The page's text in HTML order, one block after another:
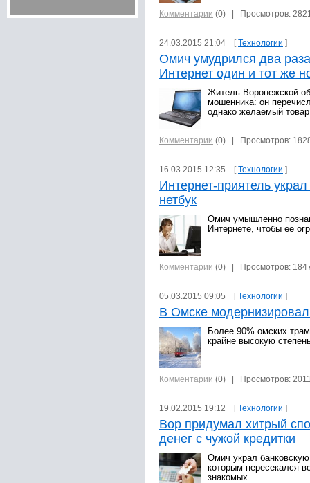
Комментарии (0) | Просмотров:
24.03.2015 21:04 [Технологии ]
Омич умудрился два
Интернет один и тот же
Житель Воронежской
мошенника: он
однако желаемый
Комментарии (0) | Просмотров:
16.03.2015 12:35 [Технологии ]
Интернет-приятель
нетбук
Омич умышленно
Интернете, чтобы ее
Комментарии (0) | Просмотров:
05.03.2015 09:05 [Технологии ]
В Омске
Более 90% омских
крайне высокую
Комментарии (0) | Просмотров:
19.02.2015 19:12 [Технологии ]
Вор придумал хитрый
денег с чужой кредитки
Омич украл
которым пересекался
знакомых.